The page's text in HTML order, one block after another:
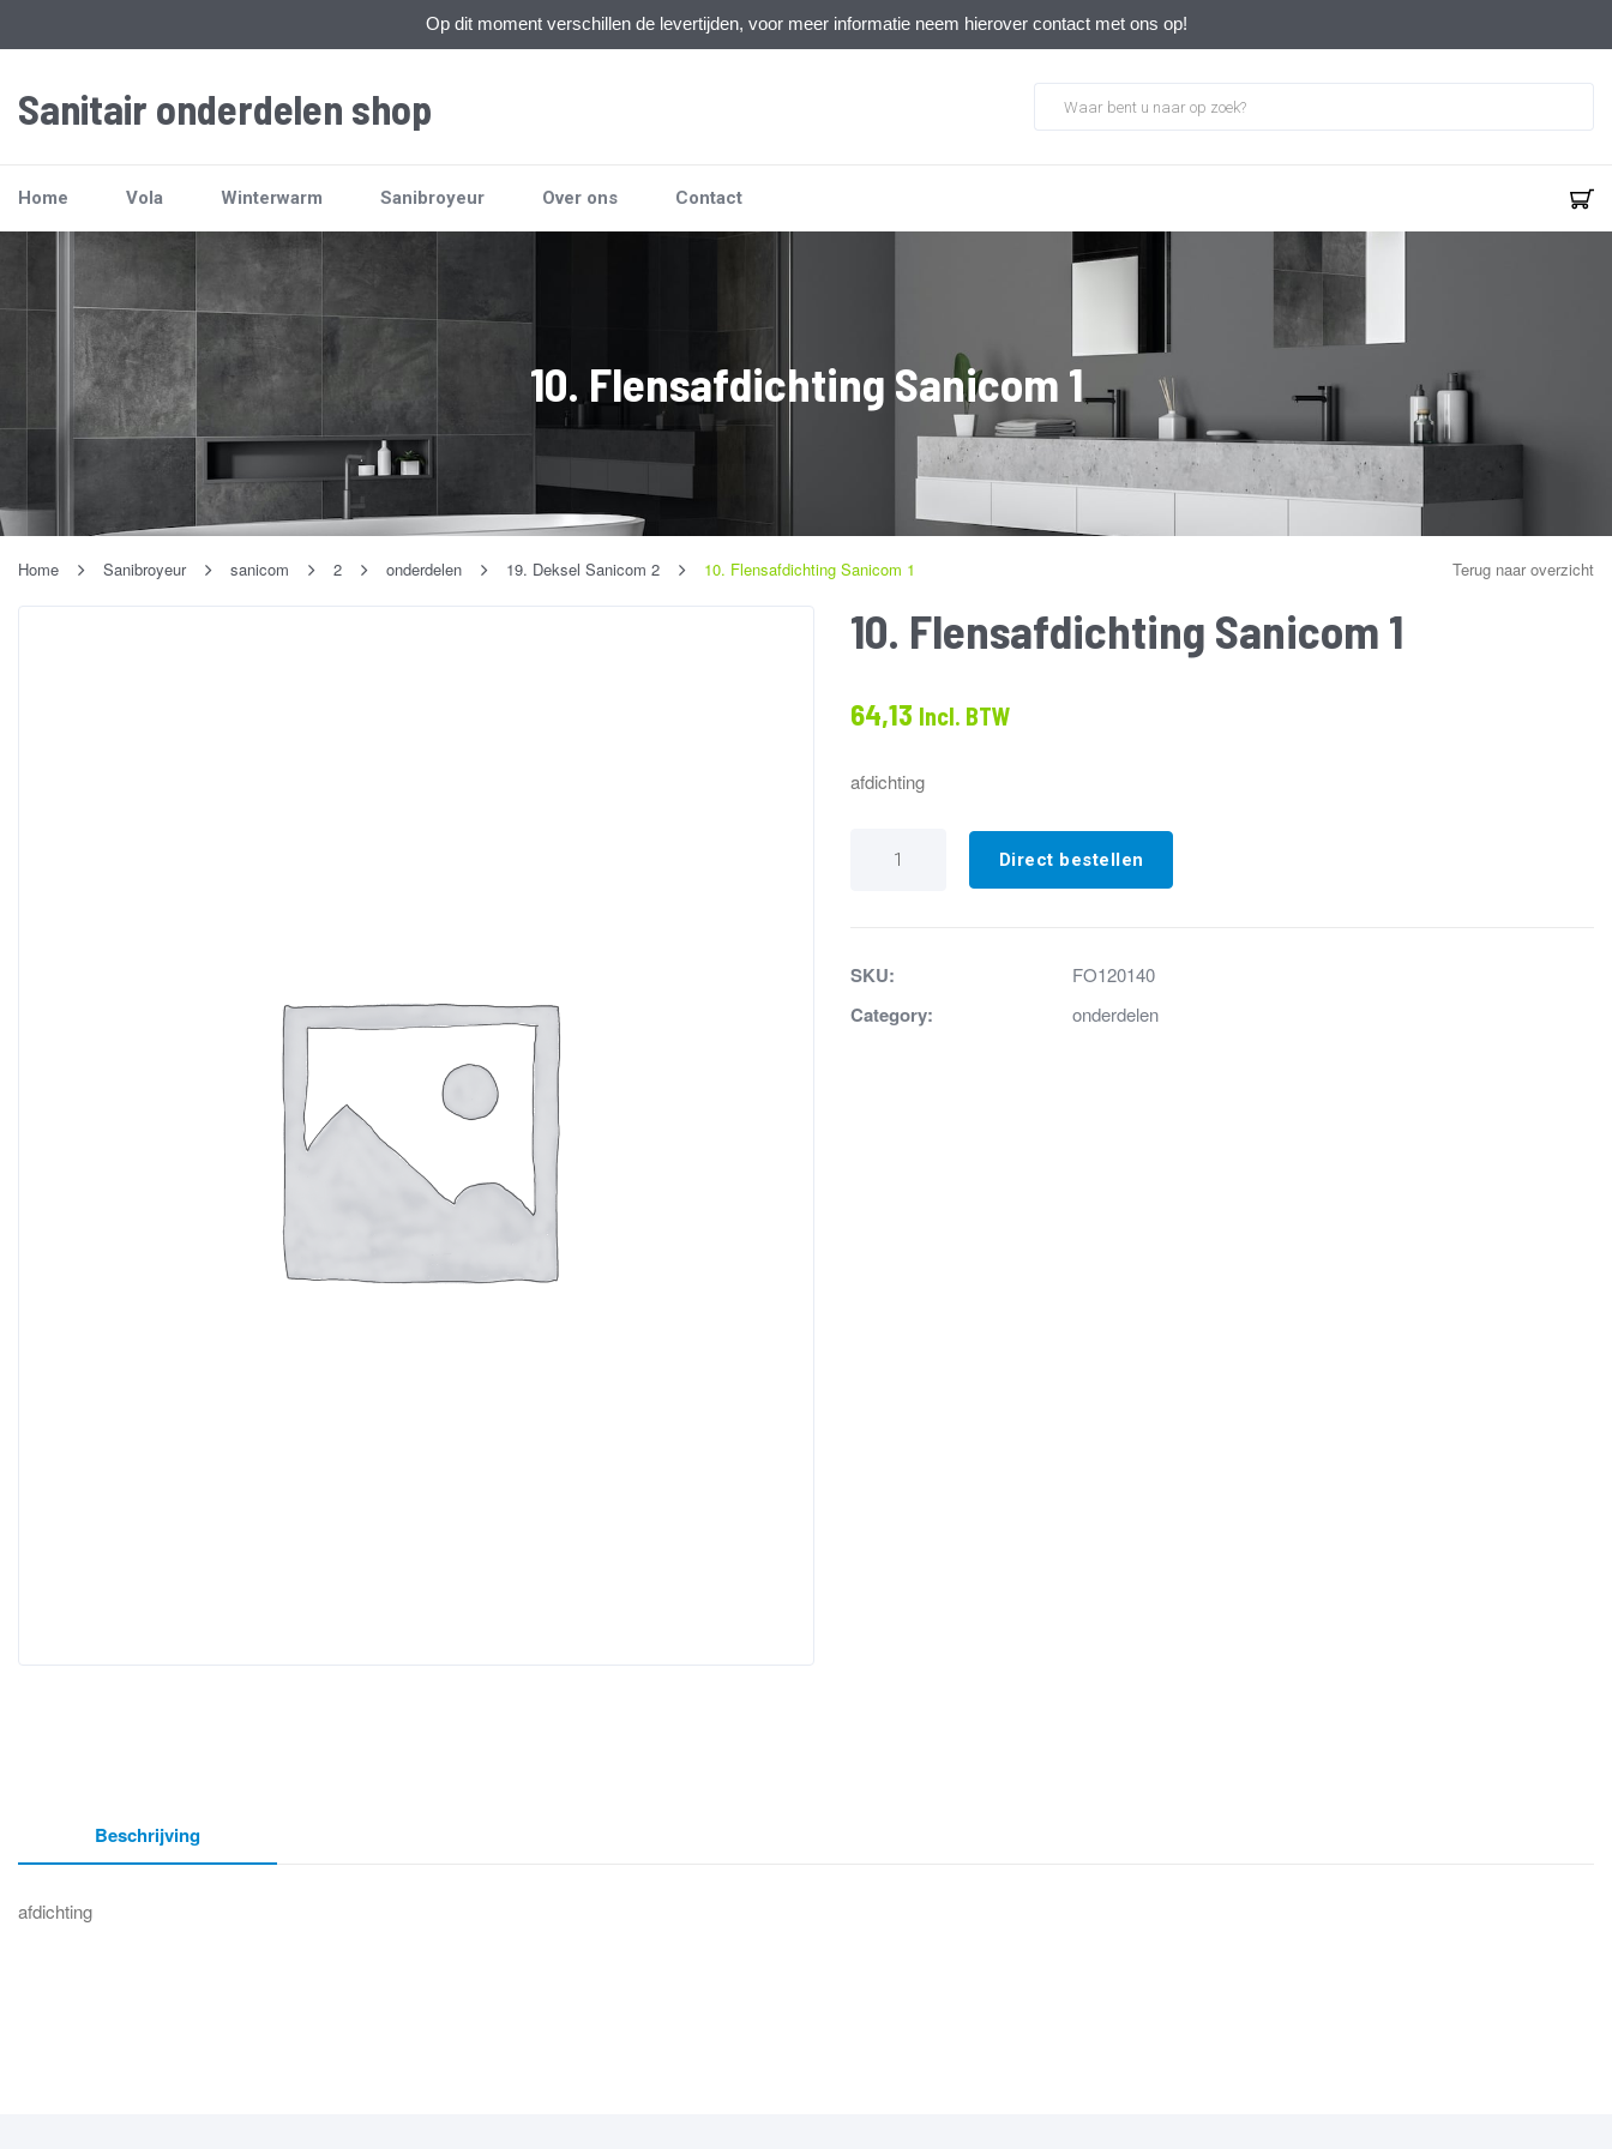
Op dit moment verschillen de levertijden, voor meer informatie neem hierover contact met ons op!
Sanitair onderdelen shop
Home Vola Winterwarm Sanibroyeur Over ons Contact
10. Flensafdichting Sanicom 1
Home Sanibroyeur sanicom 2 onderdelen 19. Deksel Sanicom 2 10. Flensafdichting Sanicom 1 Terug naar overzicht
10. Flensafdichting Sanicom 1
64,13 Incl. BTW
afdichting
Flensafdichting
Direct bestellen
SKU: FO120140
Category: onderdelen
Beschrijving
afdichting